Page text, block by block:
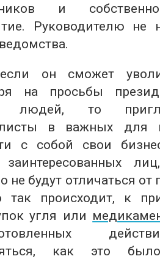
и
Руководителю не
он сможет
на просьбы
людей, то
в важных для
с собой свои
заинтересованных
не будут отличаться от
так происходит, к
угля или
как это